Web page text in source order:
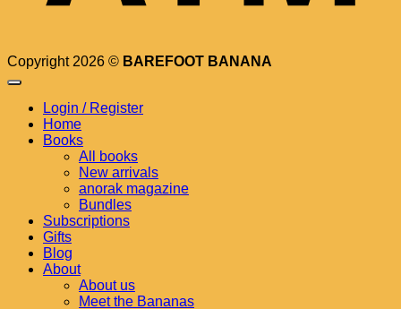
Copyright 2026 © BAREFOOT BANANA
Login / Register
Home
Books
All books
New arrivals
anorak magazine
Bundles
Subscriptions
Gifts
Blog
About
About us
Meet the Bananas